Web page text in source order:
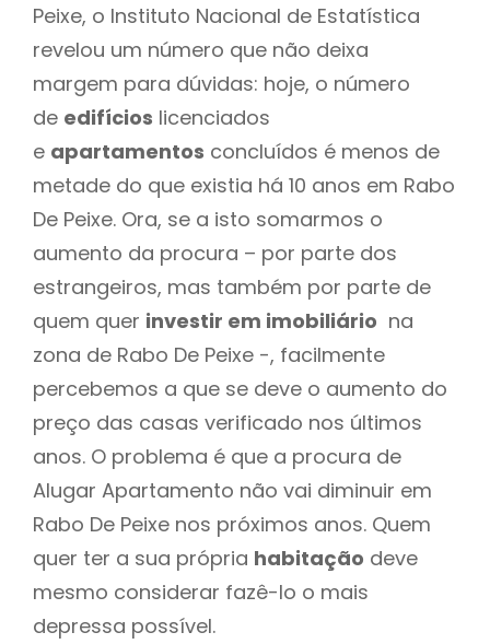
Peixe, o Instituto Nacional de Estatística
revelou um número que não deixa
margem para dúvidas: hoje, o número
de edifícios licenciados
e apartamentos concluídos é menos de
metade do que existia há 10 anos em Rabo
De Peixe. Ora, se a isto somarmos o
aumento da procura – por parte dos
estrangeiros, mas também por parte de
quem quer investir em imobiliário na
zona de Rabo De Peixe -, facilmente
percebemos a que se deve o aumento do
preço das casas verificado nos últimos
anos. O problema é que a procura de
Alugar Apartamento não vai diminuir em
Rabo De Peixe nos próximos anos. Quem
quer ter a sua própria habitação deve
mesmo considerar fazê-lo o mais
depressa possível.